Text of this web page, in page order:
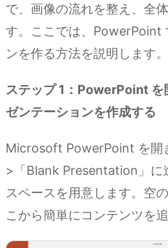
で、画像の流れを整え、全
す。ここでは、PowerPoint
ンを作る方法を説明します。
ステップ 1：PowerPoint を
ゼンテーションを作成する
Microsoft PowerPoint を開
>「Blank Presentation」に
スペースを用意します。空
こから簡単にコンテンツを